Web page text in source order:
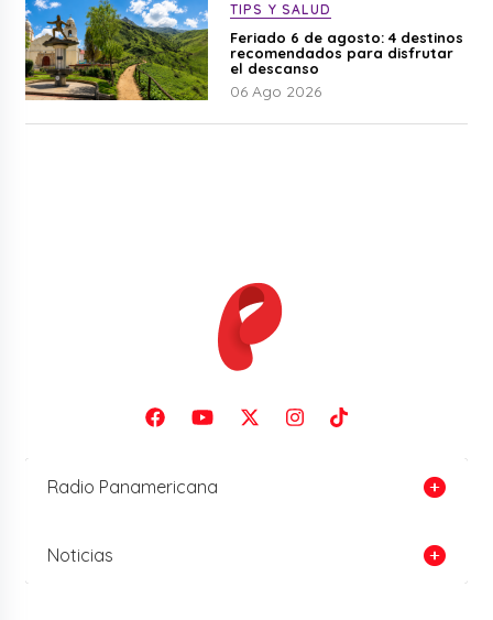
TIPS Y SALUD
Feriado 6 de agosto: 4 destinos
recomendados para disfrutar
el descanso
06 Ago 2026
Radio Panamericana
Noticias